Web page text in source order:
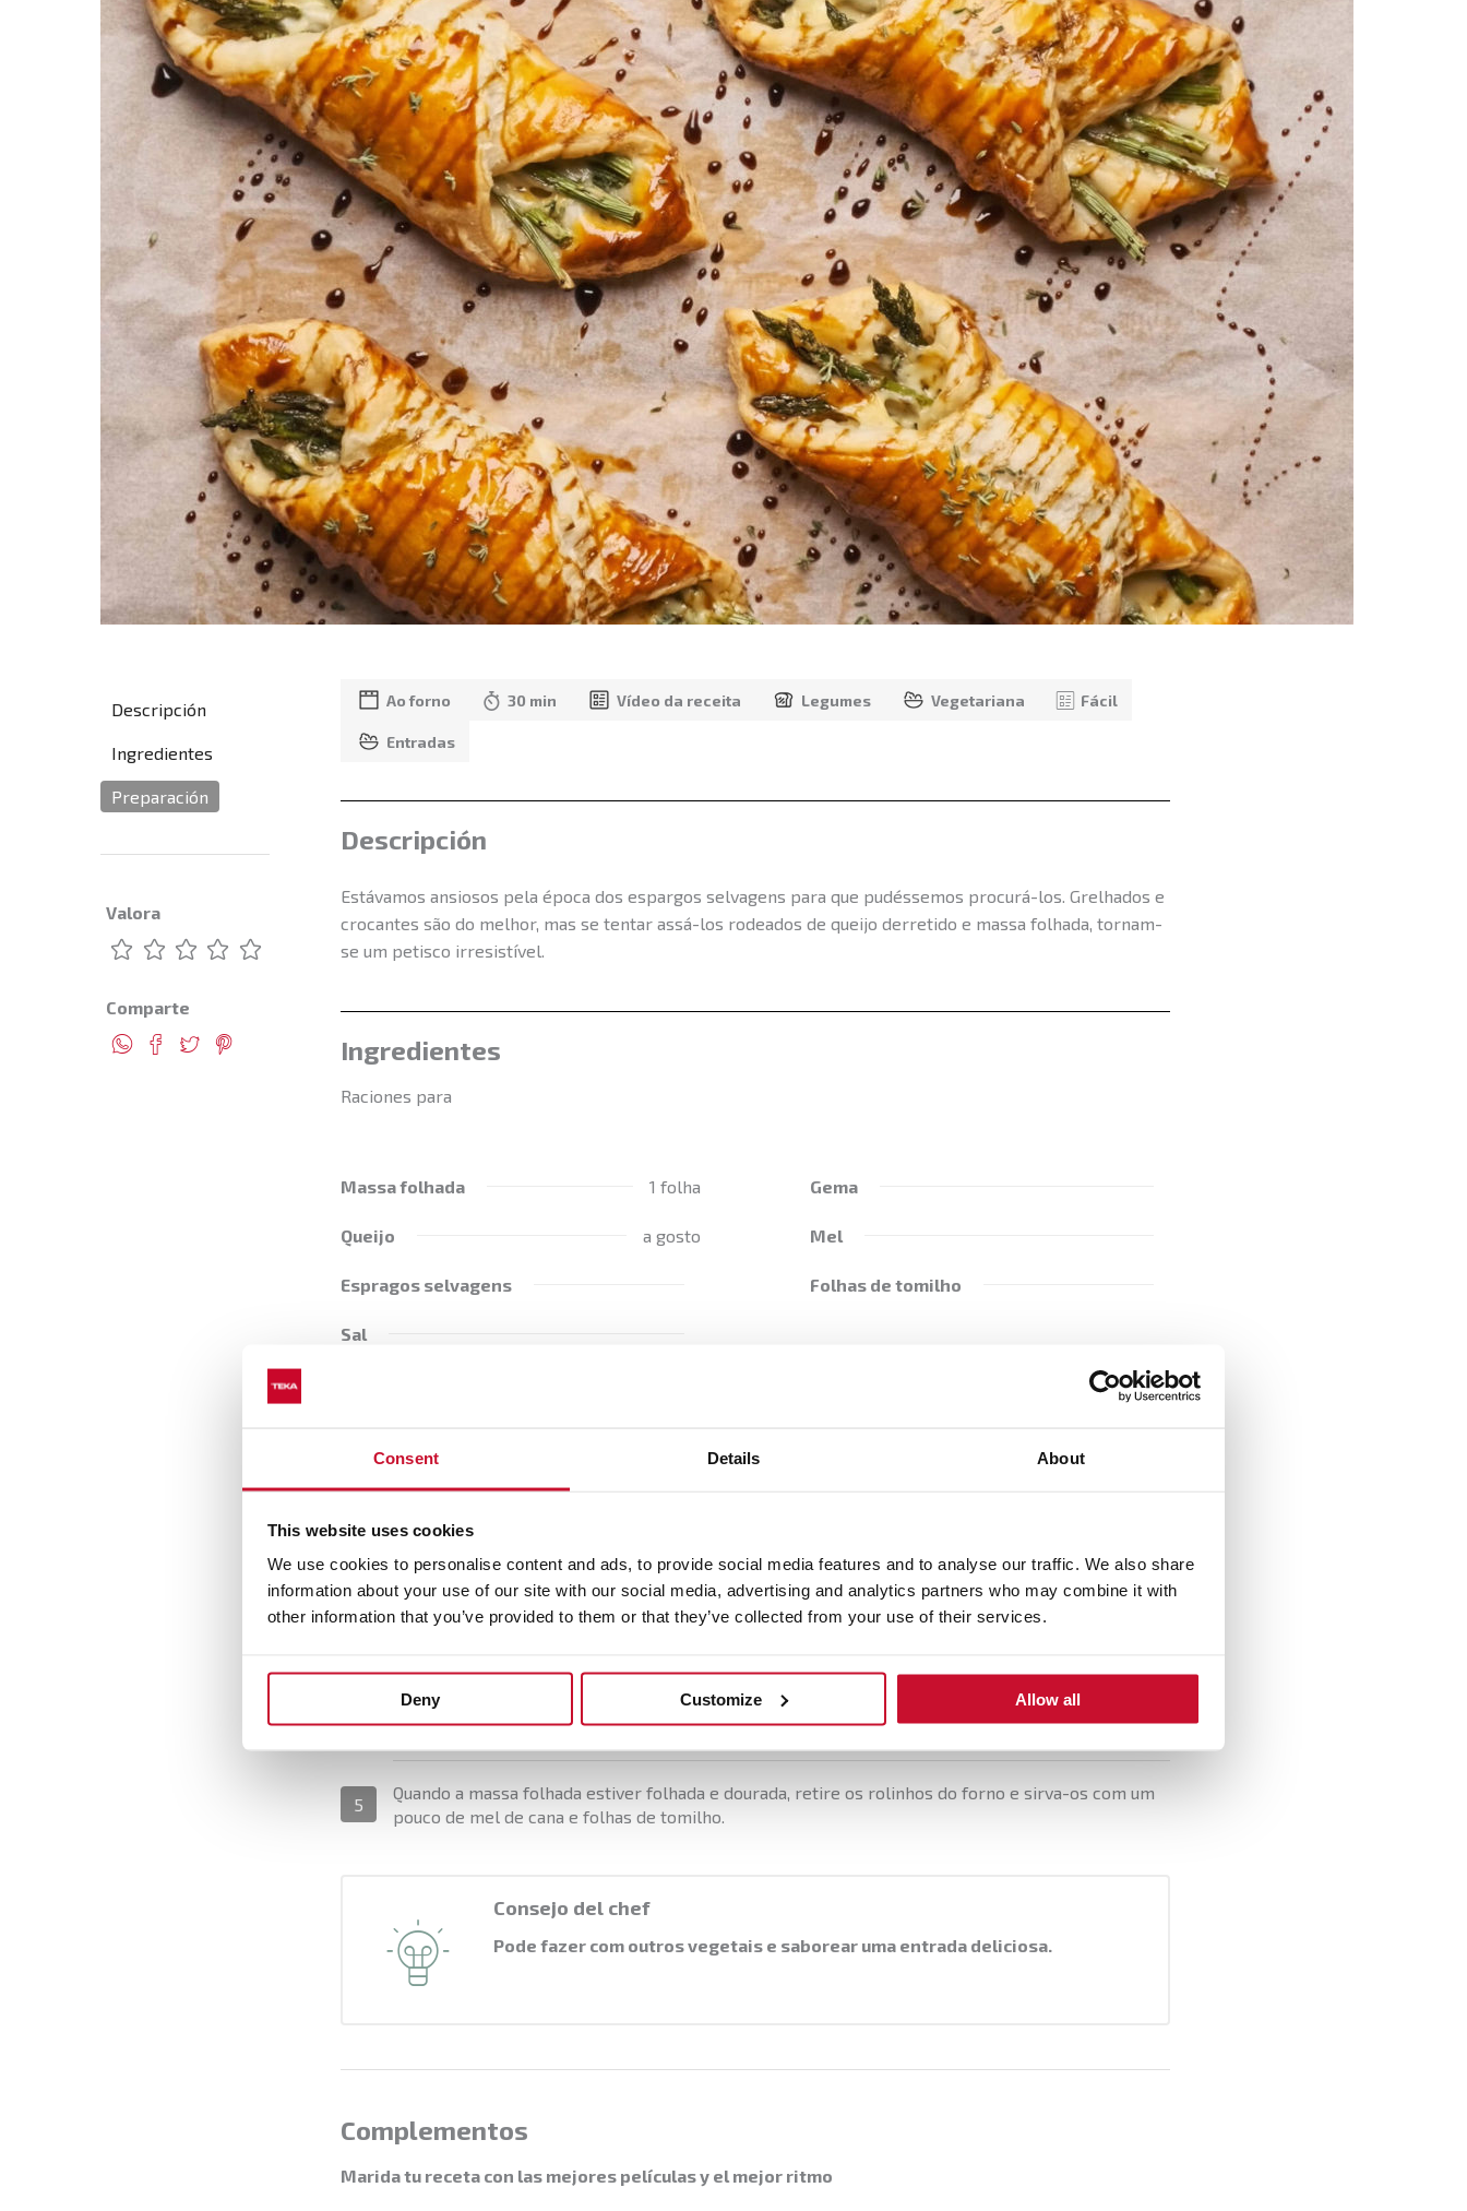
Consent Details About
This website uses cookies
We use cookies to personalise content and ads, to provide social media features and to analyse our traffic. We also share
information about your use of our site with our social media, advertising and analytics partners who may combine it with
other information that you’ve provided to them or that they’ve collected from your use of their services.
Deny Customize Allow all
Descripción
Ingredientes
Preparación
Valora
Comparte
Ao forno 30 min Vídeo da receita Legumes Vegetariana Fácil
Entradas
Descripción
Estávamos ansiosos pela época dos espargos selvagens para que pudéssemos procurá-los. Grelhados e
crocantes são do melhor, mas se tentar assá-los rodeados de queijo derretido e massa folhada, tornam-
se um petisco irresistível.
Ingredientes
Raciones para
Massa folhada 1 folha
Queijo a gosto
Espragos selvagens
Sal
Gema
Mel
Folhas de tomilho
Preparación
2
Em cada um dos quadrados de massa folhada, coloque na diagonal uma fatia de queijo e uma mão
cheia de espargos selvagens crus com um pouco de sal e um pouco de azeite.
4 Coza a massa folhada e os rolinhos de espargos no forno a 180º durante 15 minutos.
5
Quando a massa folhada estiver folhada e dourada, retire os rolinhos do forno e sirva-os com um
pouco de mel de cana e folhas de tomilho.
Consejo del chef
Pode fazer com outros vegetais e saborear uma entrada deliciosa.
Complementos
Marida tu receta con las mejores películas y el mejor ritmo